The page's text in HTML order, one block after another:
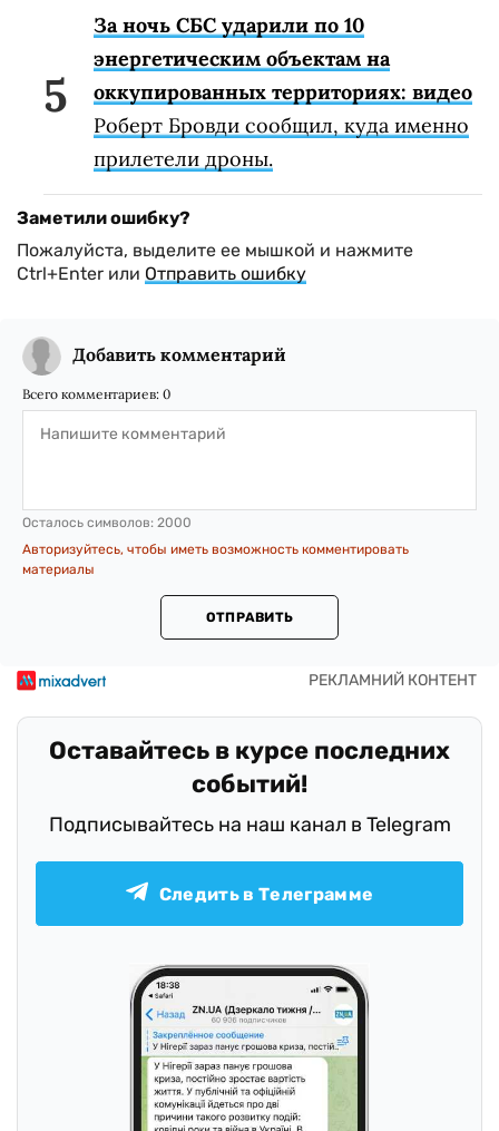
За ночь СБС ударили по 10
энергетическим объектам на
оккупированных территориях: видео
Роберт Бровди сообщил, куда именно
прилетели дроны.
Заметили ошибку?
Пожалуйста, выделите ее мышкой и нажмите
Ctrl+Enter или Отправить ошибку
Добавить комментарий
Всего комментариев: 0
Осталось символов: 2000
Авторизуйтесь, чтобы иметь возможность комментировать
материалы
ОТПРАВИТЬ
Оставайтесь в курсе последних
событий!
Подписывайтесь на наш канал в Telegram
Следить в Телеграмме